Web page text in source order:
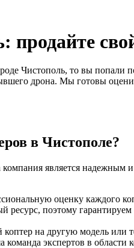
продайте
Чистополь, то вы
дрона. Мы готовы
в Чистополе?
компания является
оценку каждого
поэтому
коптер на другую модель или
команда экспертов в области